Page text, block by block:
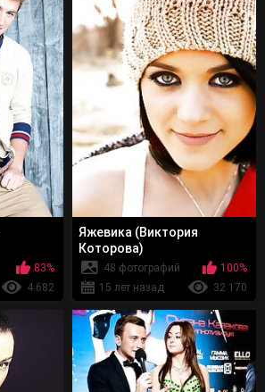
83%
4 682
Яжевика (Виктория
Которова)
48 фотографий
100%
15 лет назад
32 170